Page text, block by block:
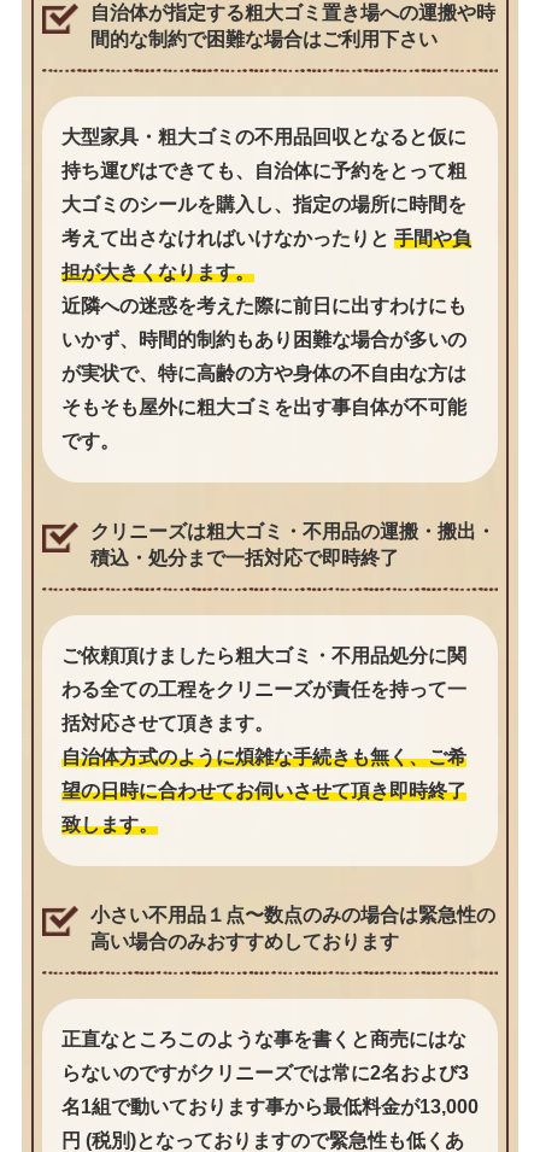
自治体が指定する粗大ゴミ置き場への運搬や時
間的な制約で困難な場合はご利用下さい
大型家具・粗大ゴミの不用品回収となると仮に
持ち運びはできても、自治体に予約をとって粗
大ゴミのシールを購入し、指定の場所に時間を
考えて出さなければいけなかったりと 手間や負
担が大きくなります。
近隣への迷惑を考えた際に前日に出すわけにも
いかず、時間的制約もあり困難な場合が多いの
が実状で、特に高齢の方や身体の不自由な方は
そもそも屋外に粗大ゴミを出す事自体が不可能
です。
クリニーズは粗大ゴミ・不用品の運搬・搬出・
積込・処分まで一括対応で即時終了
ご依頼頂けましたら粗大ゴミ・不用品処分に関
わる全ての工程をクリニーズが責任を持って一
括対応させて頂きます。
自治体方式のように煩雑な手続きも無く、ご希
望の日時に合わせてお伺いさせて頂き即時終了
致します。
小さい不用品１点〜数点のみの場合は緊急性の
高い場合のみおすすめしております
正直なところこのような事を書くと商売にはな
らないのですがクリニーズでは常に2名および3
名1組で動いております事から最低料金が13,000
円 (税別)となっておりますので緊急性も低くあ